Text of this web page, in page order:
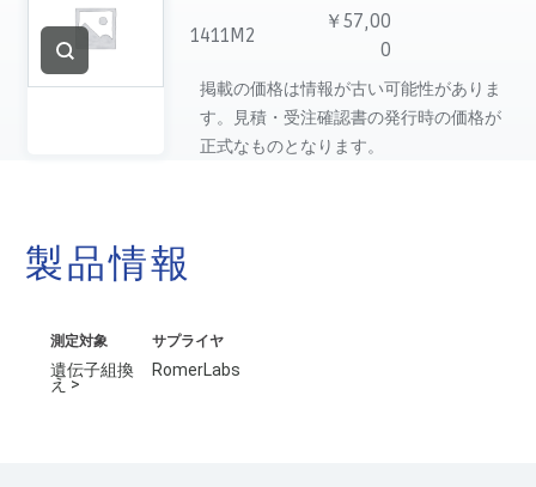
マイページ
主要取扱ブランド
1411M2
￥57,00
0
掲載の価格は情報が古い可能性がありま
す。見積・受注確認書の発行時の価格が
正式なものとなります。
製品情報
測定対象
遺伝子組換
え >
サプライヤ
RomerLabs